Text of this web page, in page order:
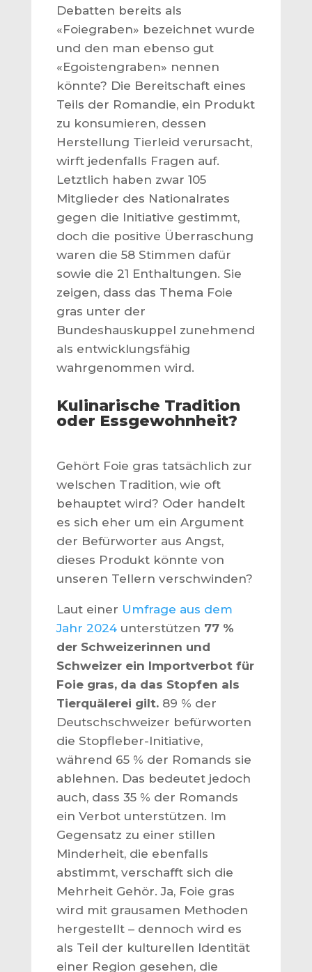
Debatten bereits als
«Foiegraben» bezeichnet wurde
und den man ebenso gut
«Egoistengraben» nennen
könnte? Die Bereitschaft eines
Teils der Romandie, ein Produkt
zu konsumieren, dessen
Herstellung Tierleid verursacht,
wirft jedenfalls Fragen auf.
Letztlich haben zwar 105
Mitglieder des Nationalrates
gegen die Initiative gestimmt,
doch die positive Überraschung
waren die 58 Stimmen dafür
sowie die 21 Enthaltungen. Sie
zeigen, dass das Thema Foie
gras unter der
Bundeshauskuppel zunehmend
als entwicklungsfähig
wahrgenommen wird.
Kulinarische Tradition
oder Essgewohnheit?
Gehört Foie gras tatsächlich zur
welschen Tradition, wie oft
behauptet wird? Oder handelt
es sich eher um ein Argument
der Befürworter aus Angst,
dieses Produkt könnte von
unseren Tellern verschwinden?
Laut einer Umfrage aus dem
Jahr 2024unterstützen 77 %
der Schweizerinnen und
Schweizer ein Importverbot für
Foie gras, da das Stopfen als
Tierquälerei gilt.89 % der
Deutschschweizer befürworten
die Stopfleber-Initiative,
während 65 % der Romands sie
ablehnen. Das bedeutet jedoch
auch, dass 35 % der Romands
ein Verbot unterstützen. Im
Gegensatz zu einer stillen
Minderheit, die ebenfalls
abstimmt, verschafft sich die
Mehrheit Gehör. Ja, Foie gras
wird mit grausamen Methoden
hergestellt – dennoch wird es
als Teil der kulturellen Identität
einer Region gesehen, die